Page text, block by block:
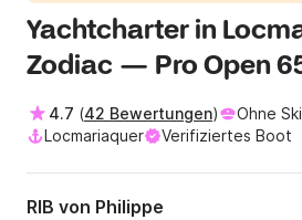
Yachtcharter in
Zodiac — Pro Open
4.7 (42 Bewertungen) Ohne
Locmariaquer
Verifiziertes Boot
RIB von Philippe